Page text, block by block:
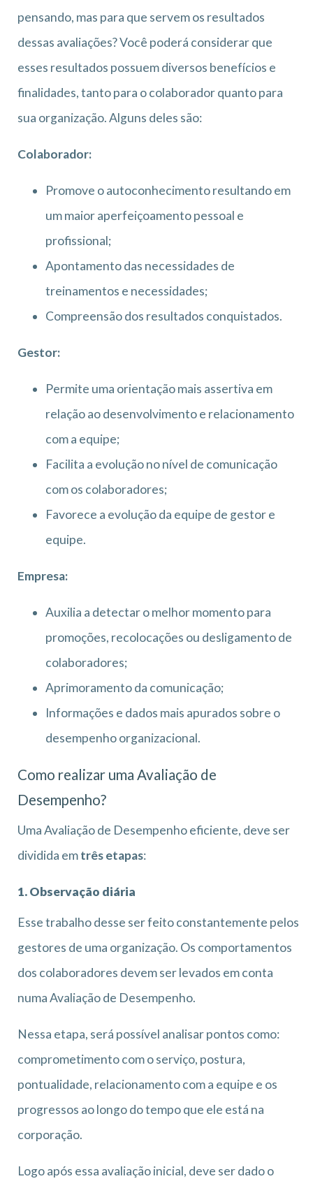
pensando, mas para que servem os resultados
dessas avaliações? Você poderá considerar que
esses resultados possuem diversos benefícios e
finalidades, tanto para o colaborador quanto para
sua organização. Alguns deles são:
Colaborador:
Promove o autoconhecimento resultando em
um maior aperfeiçoamento pessoal e
profissional;
Apontamento das necessidades de
treinamentos e necessidades;
Compreensão dos resultados conquistados.
Gestor:
Permite uma orientação mais assertiva em
relação ao desenvolvimento e relacionamento
com a equipe;
Facilita a evolução no nível de comunicação
com os colaboradores;
Favorece a evolução da equipe de gestor e
equipe.
Empresa:
Auxilia a detectar o melhor momento para
promoções, recolocações ou desligamento de
colaboradores;
Aprimoramento da comunicação;
Informações e dados mais apurados sobre o
desempenho organizacional.
Como realizar uma Avaliação de
Desempenho?
Uma Avaliação de Desempenho eficiente, deve ser
dividida emtrês etapas:
1. Observação diária
Esse trabalho desse ser feito constantemente pelos
gestores de uma organização. Os comportamentos
dos colaboradores devem ser levados em conta
numa Avaliação de Desempenho.
Nessa etapa, será possível analisar pontos como:
comprometimento com o serviço, postura,
pontualidade, relacionamento com a equipe e os
progressos ao longo do tempo que ele está na
corporação.
Logo após essa avaliação inicial, deve ser dado o